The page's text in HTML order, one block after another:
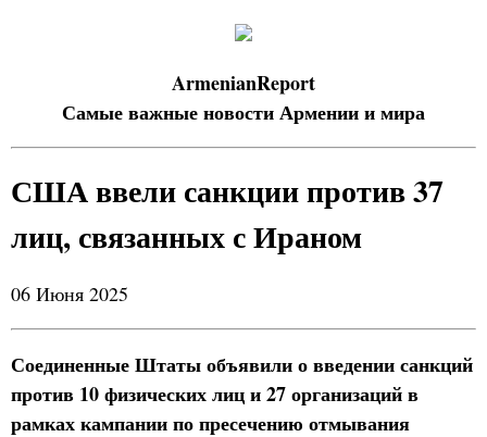
ArmenianReport
Самые важные новости Армении и мира
США ввели санкции против 37
лиц, связанных с Ираном
06 Июня 2025
Соединенные Штаты объявили о введении санкций
против 10 физических лиц и 27 организаций в
рамках кампании по пресечению отмывания